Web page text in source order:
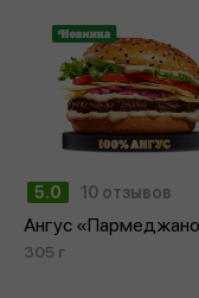
5.0 10 отзывов
Ангус
305 г